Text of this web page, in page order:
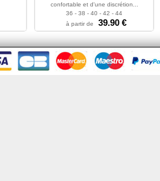
confortable et d'une discrétion...
36 - 38 - 40 - 42 - 44
à partir de
39.90 €